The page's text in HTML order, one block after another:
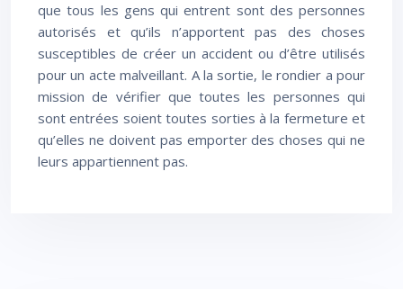
que tous les gens qui entrent sont des personnes
autorisés et qu’ils n’apportent pas des choses
susceptibles de créer un accident ou d’être utilisés
pour un acte malveillant. A la sortie, le rondier a pour
mission de vérifier que toutes les personnes qui
sont entrées soient toutes sorties à la fermeture et
qu’elles ne doivent pas emporter des choses qui ne
leurs appartiennent pas.